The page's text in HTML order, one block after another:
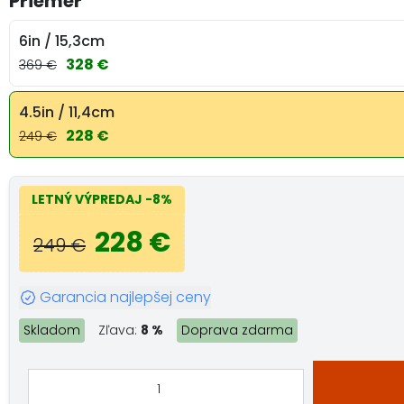
6in / 15,3cm
369 € 328 €
4.5in / 11,4cm
249 € 228 €
LETNÝ VÝPREDAJ -8%
249 € 228 €
Garancia najlepšej ceny
Skladom Zľava: 8 % Doprava zdarma